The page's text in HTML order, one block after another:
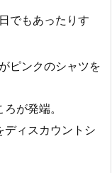
でもあったりす
ピンクのシャツを
が発端。
ディスカウントシ